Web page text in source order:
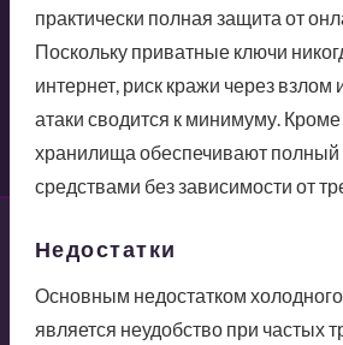
практически полная защита от
Поскольку приватные ключи
интернет, риск кражи через
атаки сводится к минимуму.
хранилища обеспечивают полный
средствами без зависимости от
Недостатки
Основным недостатком
является неудобство при частых